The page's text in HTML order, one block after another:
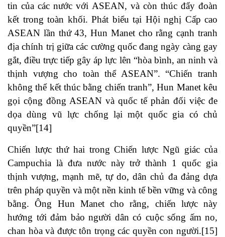
tin của các nước với ASEAN, và còn thúc đẩy đoàn
kết trong toàn khối. Phát biểu tại Hội nghị Cấp cao
ASEAN lần thứ 43, Hun Manet cho rằng cạnh tranh
địa chính trị giữa các cường quốc đang ngày càng gay
gắt, điều trực tiếp gây áp lực lên “hòa bình, an ninh và
thịnh vượng cho toàn thể ASEAN”. “Chiến tranh
không thể kết thúc bằng chiến tranh”, Hun Manet kêu
gọi cộng đồng ASEAN và quốc tế phản đối việc đe
dọa dùng vũ lực chống lại một quốc gia có chủ
quyền”[14]
Chiến lược thứ hai trong Chiến lược Ngũ giác của
Campuchia là đưa nước này trở thành 1 quốc gia
thịnh vượng, mạnh mẽ, tự do, dân chủ đa đảng dựa
trên pháp quyền và một nền kinh tế bền vững và công
bằng. Ông Hun Manet cho rằng, chiến lược này
hướng tới đảm bảo người dân có cuộc sống ấm no,
chan hòa và được tôn trọng các quyền con người.[15]